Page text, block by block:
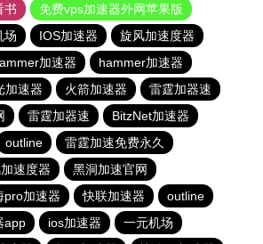
书
免费vps加速器外网苹果版
场 IOS加速器
旋风加速度器
加速器
hammer加速器
加速器 火箭加速器
雷霆加器速
雷霆加器速
BitzNet加速器
outline
雷霆加速免费永久
速度器
黑洞加速官网
pro加速器 快联加速器
outline
app ios加速器
一元机场